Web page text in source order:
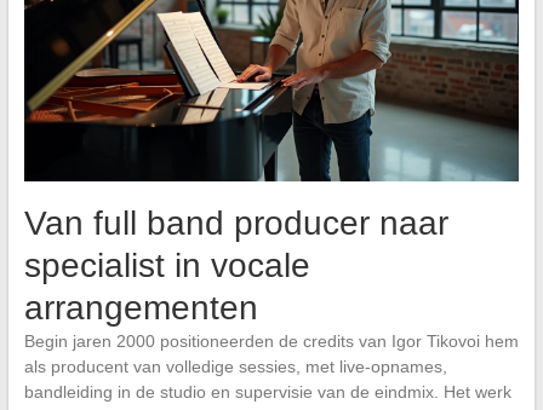
Van full band producer naar
specialist in vocale
arrangementen
Begin jaren 2000 positioneerden de credits van Igor Tikovoi hem
als producent van volledige sessies, met live-opnames,
bandleiding in de studio en supervisie van de eindmix. Het werk